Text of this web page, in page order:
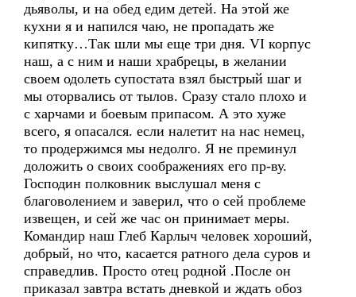
дьяволы, и на обед едим детей. На этой же
кухни я и напился чаю, не пропадать же
кипятку…Так шли мы еще три дня. VI корпус
наш, а с ним и наши храбрецы, в желании
своем одолеть супостата взял быстрый шаг и
мы оторвались от тылов. Сразу стало плохо и
с харчами и боевым припасом. А это хуже
всего, я опасался. если налетит на нас немец,
то продержимся мы недолго. Я не преминул
доложить о своих соображениях его пр-ву.
Господин полковник выслушал меня с
благоволением и заверил, что о сей проблеме
извещен, и сей же час он принимает меры.
Командир наш Глеб Карлыч человек хороший,
добрый, но что, касается ратного дела суров и
справедлив. Просто отец родной .После он
приказал завтра встать дневкой и ждать обоз